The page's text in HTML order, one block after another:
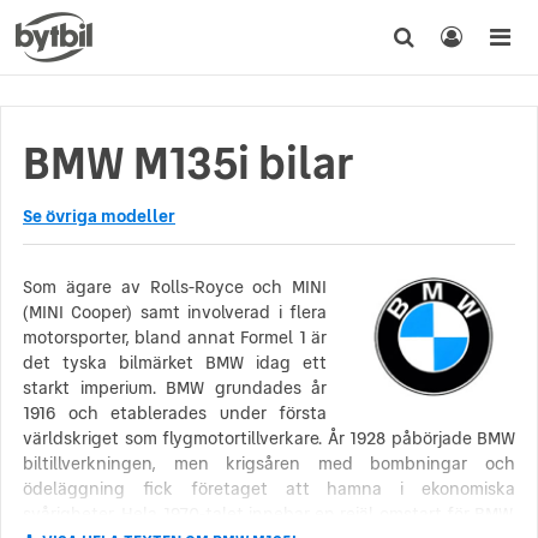
BMW M135i bilar
Se övriga modeller
Som ägare av Rolls-Royce och MINI
(MINI Cooper) samt involverad i flera
motorsporter, bland annat Formel 1 är
det tyska bilmärket BMW idag ett
starkt imperium. BMW grundades år
1916 och etablerades under första
världskriget som flygmotortillverkare. År 1928 påbörjade BMW
biltillverkningen, men krigsåren med bombningar och
ödeläggning fick företaget att hamna i ekonomiska